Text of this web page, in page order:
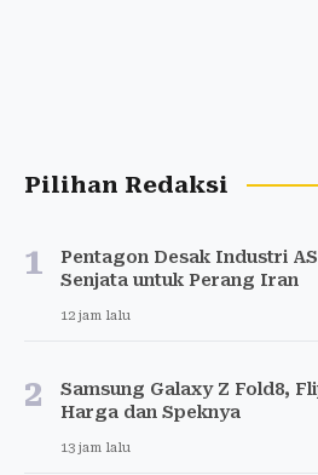
Pilihan Redaksi
1
Pentagon Desak Industri
Senjata untuk Perang Iran
12 jam lalu
2
Samsung Galaxy Z Fold8,
Harga dan Speknya
13 jam lalu